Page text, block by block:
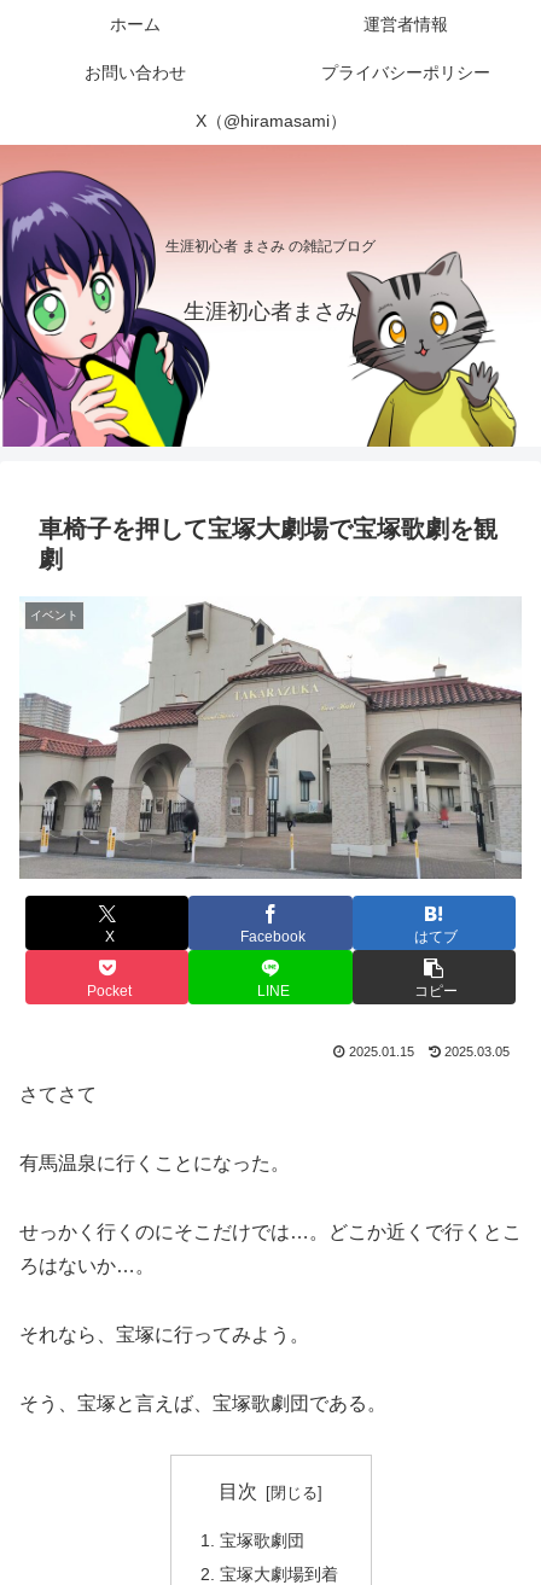
生涯初心者 まさみ の雑記ブログ
生涯初心者まさみ
ホーム 運営者情報
お問い合わせ プライバシーポリシー
X（@hiramasami）
車椅子を押して宝塚大劇場で宝塚歌劇を観
劇
イベント
X Facebook はてブ
Pocket LINE コピー
2025.01.15 2025.03.05
さてさて
有馬温泉に行くことになった。
せっかく行くのにそこだけでは…。どこか近くで行くとこ
ろはないか…。
それなら、宝塚に行ってみよう。
そう、宝塚と言えば、宝塚歌劇団である。
目次
宝塚歌劇団
宝塚大劇場到着